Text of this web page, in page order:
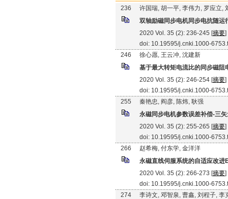
236
许国瑞, 胡一平, 李伟力, 罗应立,
双轴励磁同步电机同步电抗随运
2020 Vol. 35 (2): 236-245 [摘要]
doi: 10.19595/j.cnki.1000-
246
徐心愿, 王云冲, 沈建新
基于最大转矩电流比的同步磁阻
2020 Vol. 35 (2): 246-254 [摘要]
doi: 10.19595/j.cnki.1000-
255
秦艳忠, 阎彦, 陈炜, 耿强
永磁同步电机参数误差补偿-三
2020 Vol. 35 (2): 255-265 [摘要]
doi: 10.19595/j.cnki.1000-
266
赵希梅, 付东学, 金洋洋
永磁直线伺服系统的自适应改
2020 Vol. 35 (2): 266-273 [摘要]
doi: 10.19595/j.cnki.1000-
274
李诗文, 邓智泉, 曹鑫, 刘程子, 李